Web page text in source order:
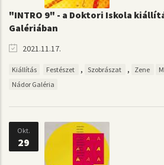
"INTRO 9" - a Doktori Iskola
Galériában
2021.11.17.
Kiállítás Festészet , Szobrászat , Zene
Nádor Galéria
Okt.
29